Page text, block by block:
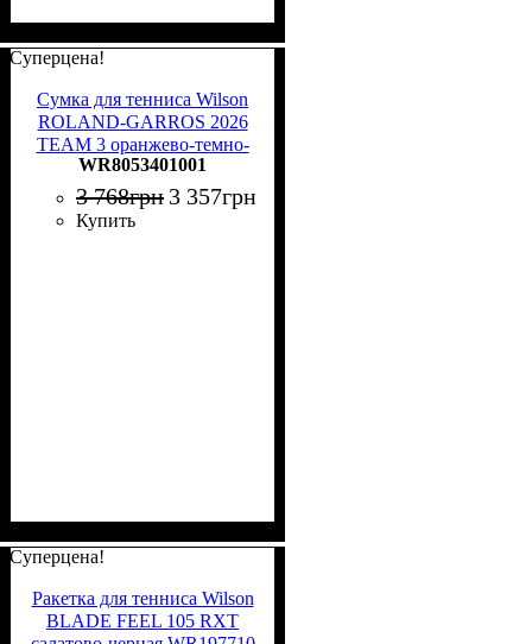
Суперцена!
Сумка для тенниса Wilson
ROLAND-GARROS 2026
TEAM 3 оранжево-темно-
синяя WR8053401001
WR8053401001
3 768грн 3 357грн
Купить
Суперцена!
Ракетка для тенниса Wilson
BLADE FEEL 105 RXT